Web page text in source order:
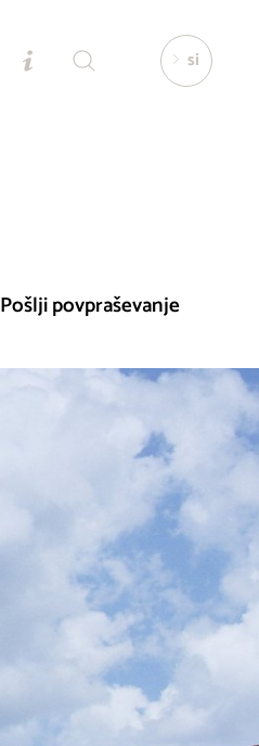
si
Pošlji povpraševanje